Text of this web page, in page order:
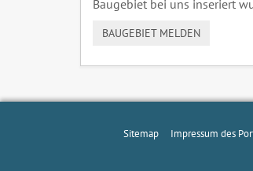
Baugebiet bei uns inseriert
BAUGEBIET MELDEN
Sitemap Impressum des